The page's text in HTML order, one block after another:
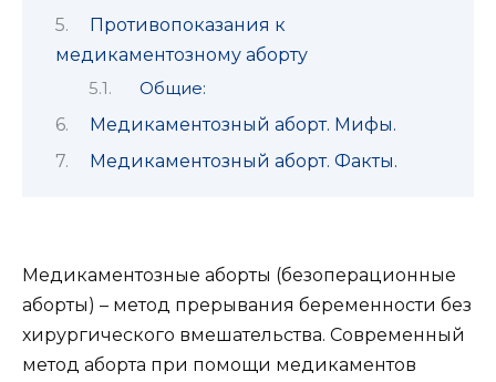
Противопоказания к
медикаментозному аборту
Общие:
Медикаментозный аборт. Мифы.
Медикаментозный аборт. Факты.
Медикаментозные аборты (безоперационные
аборты) – метод прерывания беременности без
хирургического вмешательства. Современный
метод аборта при помощи медикаментов